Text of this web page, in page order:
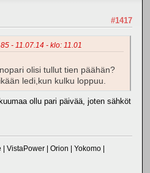
#1417
- 11.07.14 - klo: 11.01
olisi tullut tien päähän?
ledi,kun kulku loppuu.
ollu pari päivää, joten sähköt
VistaPower | Orion | Yokomo |